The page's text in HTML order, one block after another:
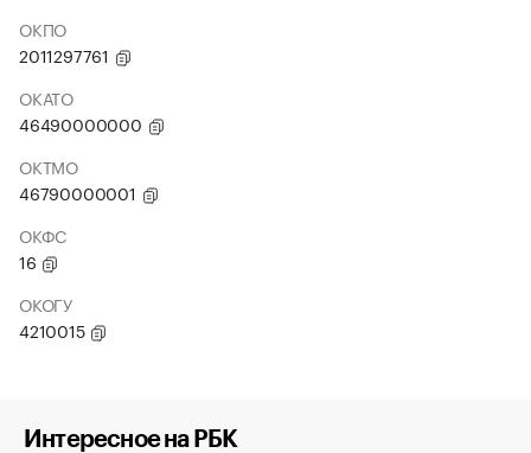
ОКПО
2011297761
ОКАТО
46490000000
ОКТМО
46790000001
ОКФС
16
ОКОГУ
4210015
Интересное на РБК